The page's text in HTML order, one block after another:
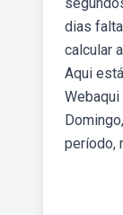
dias
calcular
Aqui
período,